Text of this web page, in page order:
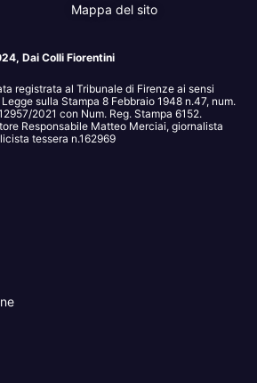
Mappa del sito
Dai Colli Fiorentini
registrata al Tribunale di Firenze ai sensi
sulla Stampa 8 Febbraio 1948 n.47, num.
2021 con Num. Reg. Stampa 6152.
Responsabile Matteo Merciai, giornalista
tessera n.162969